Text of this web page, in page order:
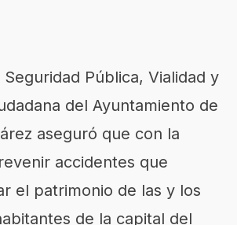
Pública, Vialidad y
del Ayuntamiento de
aseguró que con la
accidentes que
el patrimonio de las y los
de la capital del